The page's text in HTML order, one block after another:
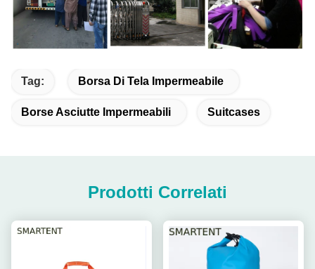
Tag: Borsa Di Tela Impermeabile
Borse Asciutte Impermeabili Suitcases
Prodotti Correlati